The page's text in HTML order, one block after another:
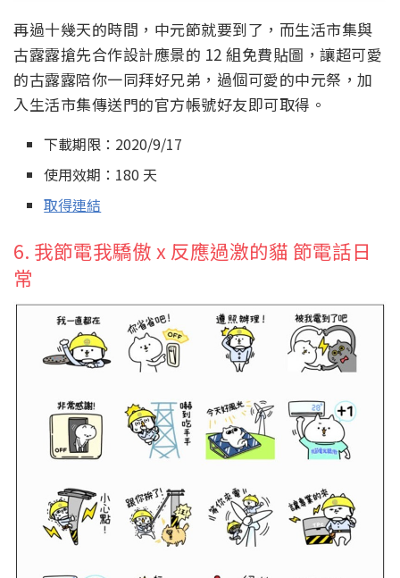
再過十幾天的時間，中元節就要到了，而生活市集與
古露露搶先合作設計應景的 12 組免費貼圖，讓超可愛
的古露露陪你一同拜好兄弟，過個可愛的中元祭，加
入生活市集傳送門的官方帳號好友即可取得。
下載期限：2020/9/17
使用效期：180 天
取得連結
6. 我節電我驕傲 x 反應過激的貓 節電話日
常